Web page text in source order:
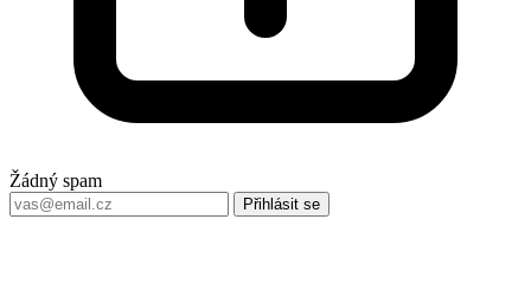
Žádný spam
Přihlásit se